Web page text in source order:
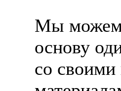
Мы можем
основу
со